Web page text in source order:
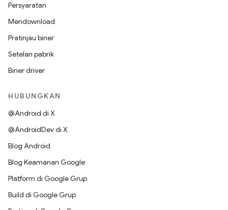
Persyaratan
Mendownload
Pratinjau biner
Setelan pabrik
Biner driver
HUBUNGKAN
@Android di X
@AndroidDev di X
Blog Android
Blog Keamanan Google
Platform di Google Grup
Build di Google Grup